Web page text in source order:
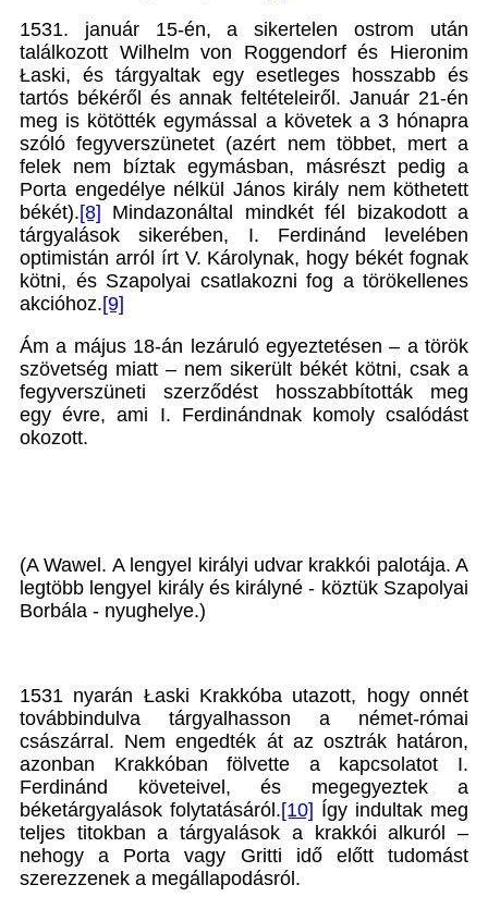
1531. január 15-én, a sikertelen ostrom után
találkozott Wilhelm von Roggendorf és Hieronim
Łaski, és tárgyaltak egy esetleges hosszabb és
tartós békéről és annak feltételeiről. Január 21-én
meg is kötötték egymással a követek a 3 hónapra
szóló fegyverszünetet (azért nem többet, mert a
felek nem bíztak egymásban, másrészt pedig a
Porta engedélye nélkül János király nem köthetett
békét).[8] Mindazonáltal mindkét fél bizakodott a
tárgyalások sikerében, I. Ferdinánd levelében
optimistán arról írt V. Károlynak, hogy békét fognak
kötni, és Szapolyai csatlakozni fog a törökellenes
akcióhoz.[9]
Ám a május 18-án lezáruló egyeztetésen – a török
szövetség miatt – nem sikerült békét kötni, csak a
fegyverszüneti szerződést hosszabbították meg
egy évre, ami I. Ferdinándnak komoly csalódást
okozott.
(A Wawel. A lengyel királyi udvar krakkói palotája. A
legtöbb lengyel király és királyné - köztük Szapolyai
Borbála - nyughelye.)
1531 nyarán Łaski Krakkóba utazott, hogy onnét
továbbindulva tárgyalhasson a német-római
császárral. Nem engedték át az osztrák határon,
azonban Krakkóban fölvette a kapcsolatot I.
Ferdinánd követeivel, és megegyeztek a
béketárgyalások folytatásáról.[10] Így indultak meg
teljes titokban a tárgyalások a krakkói alkuról –
nehogy a Porta vagy Gritti idő előtt tudomást
szerezzenek a megállapodásról.